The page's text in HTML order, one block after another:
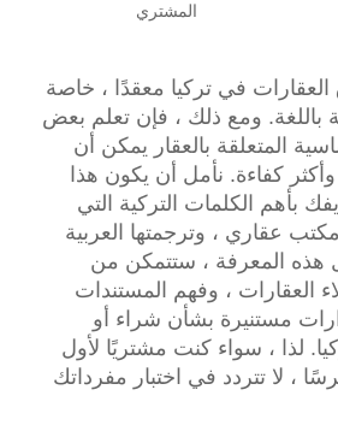
المشتري
في تركيا معقدًا ، خاصة
باللغة. ومع ذلك ، فإن تعلم بعض
المتعلقة بالعقار يمكن أن
كفاءة. نأمل أن يكون هذا
بأهم الكلمات التركية التي
عقاري ، وترجمتها العربية
هذه المعرفة ، ستتمكن من
العقارات ، وفهم المستندات
مستنيرة بشأن شراء أو
لذا ، سواء كنت مشتريًا لأول
، لا تتردد في اختبار مفرداتك